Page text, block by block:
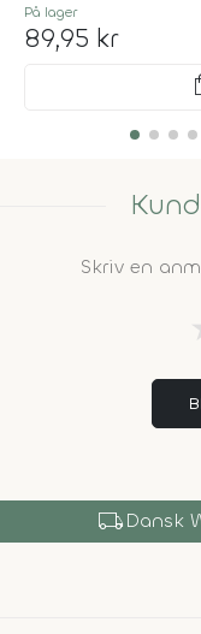
På lager
89,95 kr
Skriv en
local_shippingDansk